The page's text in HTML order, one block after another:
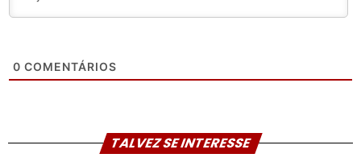
0 COMENTÁRIOS
TALVEZ SE INTERESSE